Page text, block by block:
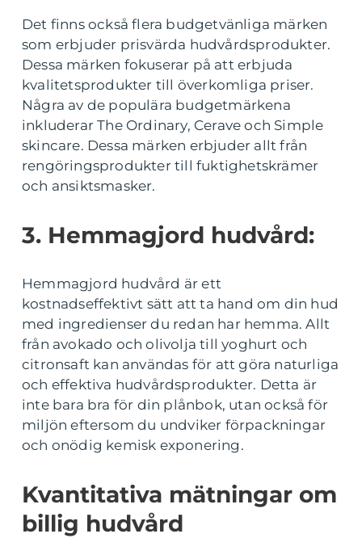
Det finns också flera budgetvänliga märken
som erbjuder prisvärda hudvårdsprodukter.
Dessa märken fokuserar på att erbjuda
kvalitetsprodukter till överkomliga priser.
Några av de populära budgetmärkena
inkluderar The Ordinary, Cerave och Simple
skincare. Dessa märken erbjuder allt från
rengöringsprodukter till fuktighetskrämer
och ansiktsmasker.
3. Hemmagjord hudvård:
Hemmagjord hudvård är ett
kostnadseffektivt sätt att ta hand om din hud
med ingredienser du redan har hemma. Allt
från avokado och olivolja till yoghurt och
citronsaft kan användas för att göra naturliga
och effektiva hudvårdsprodukter. Detta är
inte bara bra för din plånbok, utan också för
miljön eftersom du undviker förpackningar
och onödig kemisk exponering.
Kvantitativa mätningar om
billig hudvård